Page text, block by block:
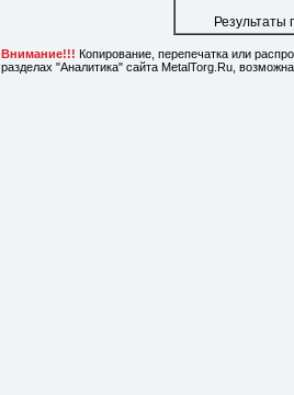
Результаты
Внимание!!! Копирование, перепечатка или
разделах "Аналитика" сайта MetalTorg.Ru,